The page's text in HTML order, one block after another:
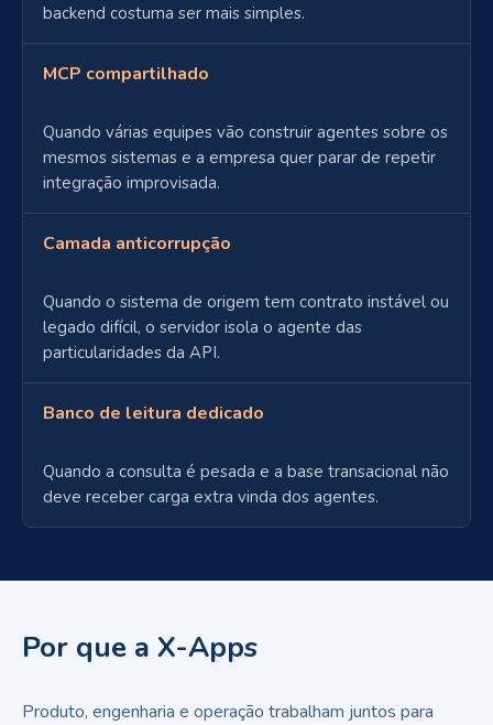
backend costuma ser mais simples.
MCP compartilhado
Quando várias equipes vão construir agentes sobre os
mesmos sistemas e a empresa quer parar de repetir
integração improvisada.
Camada anticorrupção
Quando o sistema de origem tem contrato instável ou
legado difícil, o servidor isola o agente das
particularidades da API.
Banco de leitura dedicado
Quando a consulta é pesada e a base transacional não
deve receber carga extra vinda dos agentes.
Por que a X-Apps
Produto, engenharia e operação trabalham juntos para